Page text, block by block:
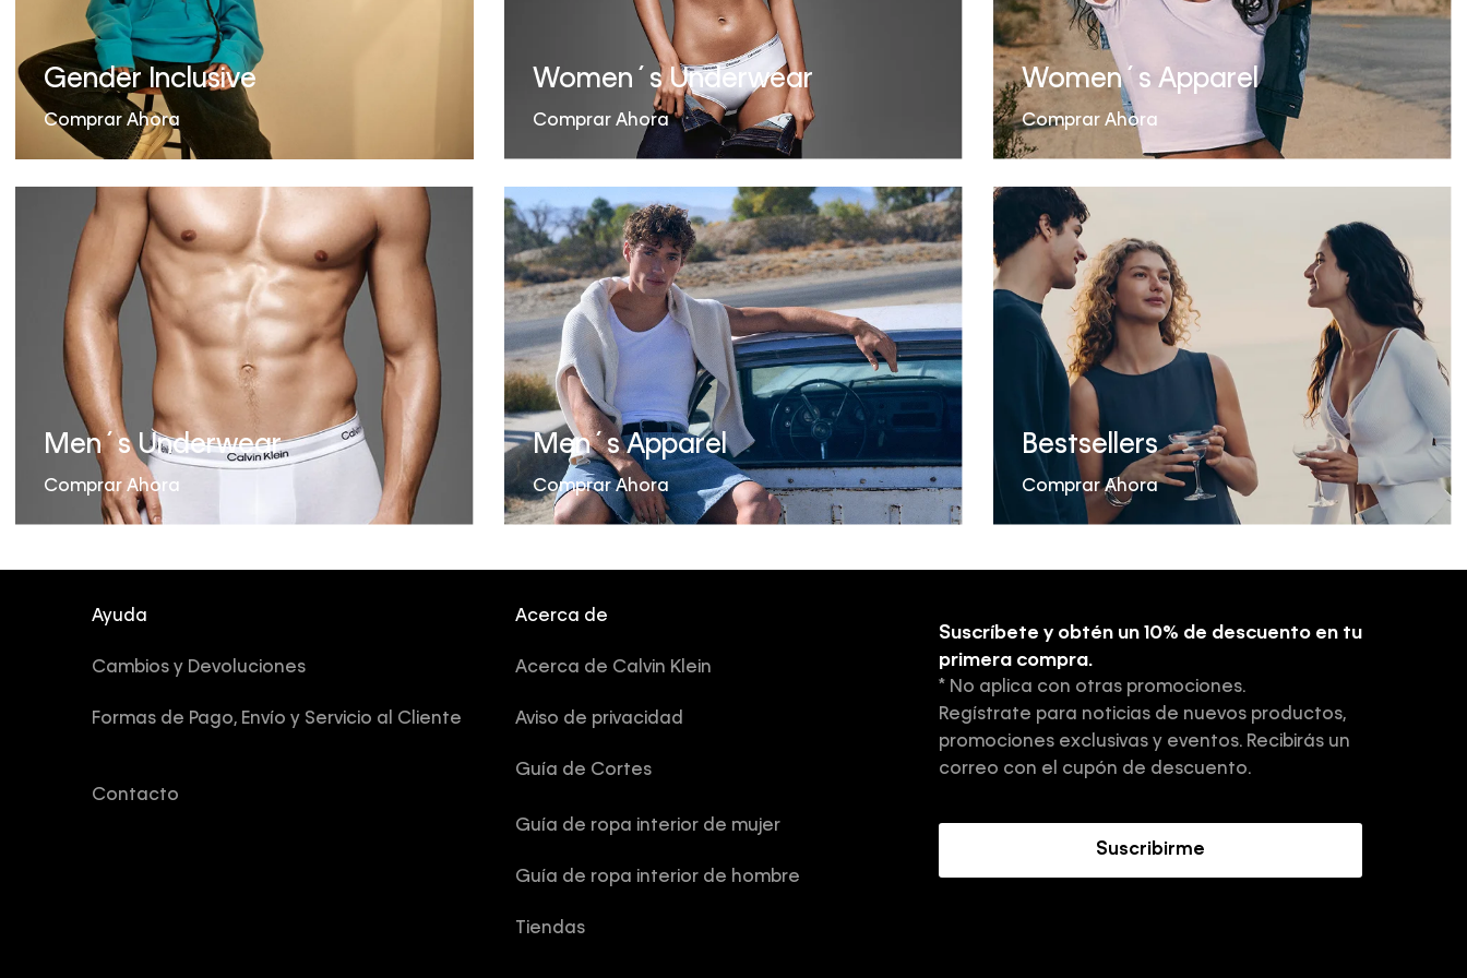
Gender Inclusive
Comprar Ahora
Women´s Underwear
Comprar Ahora
Women´s Apparel
Comprar Ahora
Men´s Underwear
Comprar Ahora
Men´s Apparel
Comprar Ahora
Bestsellers
Comprar Ahora
Ayuda
Cambios y Devoluciones
Formas de Pago, Envío y Servicio al Cliente
Contacto
Acerca de
Acerca de Calvin Klein
Aviso de privacidad
Guía de Cortes
Guía de ropa interior de mujer
Guía de ropa interior de hombre
Tiendas
Suscríbete y obtén un 10% de descuento en tu
primera compra.
* No aplica con otras promociones.
Regístrate para noticias de nuevos productos,
promociones exclusivas y eventos. Recibirás un
correo con el cupón de descuento.
Suscribirme